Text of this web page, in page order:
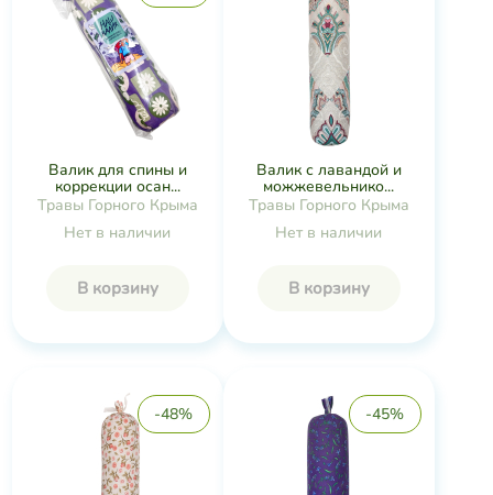
Валик для спины и
коррекции осан...
Травы Горного Крыма
Нет в наличии
В корзину
Валик с лавандой и
можжевельнико...
Травы Горного Крыма
Нет в наличии
В корзину
-48% -45%